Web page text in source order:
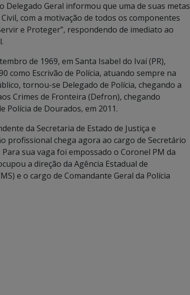
Geral informou que uma de suas metas
com a motivação de todos os componentes
e Proteger”, respondendo de imediato ao
de 1969, em Santa Isabel do Ivaí (PR),
como Escrivão de Polícia, atuando sempre na
tornou-se Delegado de Polícia, chegando a
Crimes de Fronteira (Defron), chegando
Polícia de Dourados, em 2011.
da Secretaria de Estado de Justiça e
profissional chega agora ao cargo de Secretário
sua vaga foi empossado o Coronel PM da
a direção da Agência Estadual de
e o cargo de Comandante Geral da Polícia